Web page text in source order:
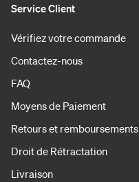
Service Client
Vérifiez votre commande
Contactez-nous
FAQ
Moyens de Paiement
Retours et remboursements
Droit de Rétractation
Livraison